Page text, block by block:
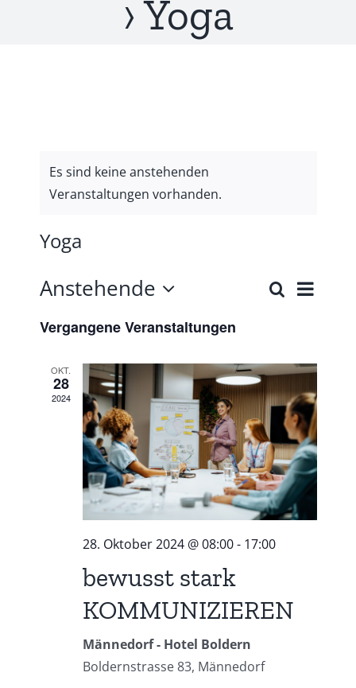
› Yoga
Es sind keine anstehenden
Veranstaltungen vorhanden.
Yoga
und
Suche
Liste
Anstehende
wählen.
Vergangene Veranstaltungen
OKT.
28
2024
28. Oktober 2024 @ 08:00- 17:00
bewusst stark
KOMMUNIZIEREN
Männedorf - Hotel Boldern
Boldernstrasse 83, Männedorf